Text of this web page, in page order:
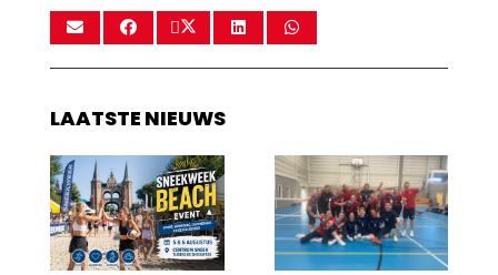
LAATSTE NIEUWS